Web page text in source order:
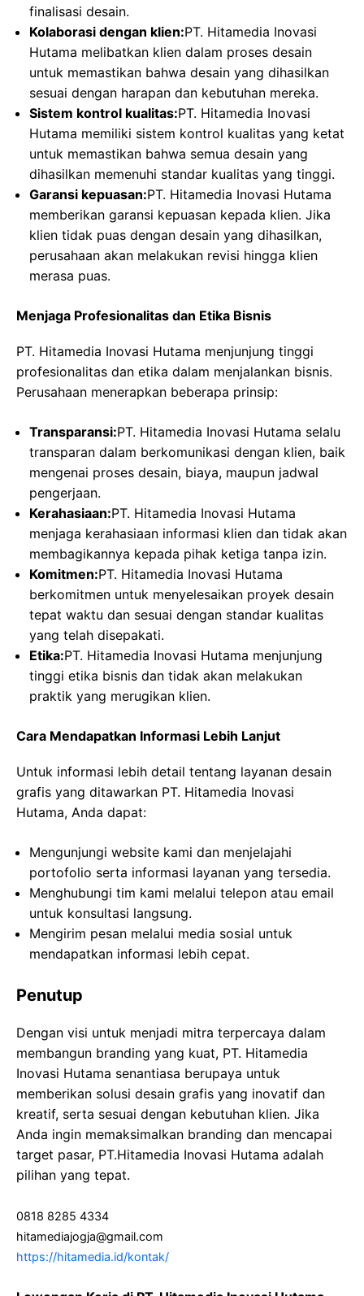
finalisasi desain.
Kolaborasi dengan klien:PT. Hitamedia Inovasi
Hutama melibatkan klien dalam proses desain
untuk memastikan bahwa desain yang dihasilkan
sesuai dengan harapan dan kebutuhan mereka.
Sistem kontrol kualitas:PT. Hitamedia Inovasi
Hutama memiliki sistem kontrol kualitas yang ketat
untuk memastikan bahwa semua desain yang
dihasilkan memenuhi standar kualitas yang tinggi.
Garansi kepuasan:PT. Hitamedia Inovasi Hutama
memberikan garansi kepuasan kepada klien. Jika
klien tidak puas dengan desain yang dihasilkan,
perusahaan akan melakukan revisi hingga klien
merasa puas.
Menjaga Profesionalitas dan Etika Bisnis
PT. Hitamedia Inovasi Hutama menjunjung tinggi
profesionalitas dan etika dalam menjalankan bisnis.
Perusahaan menerapkan beberapa prinsip:
Transparansi:PT. Hitamedia Inovasi Hutama selalu
transparan dalam berkomunikasi dengan klien, baik
mengenai proses desain, biaya, maupun jadwal
pengerjaan.
Kerahasiaan:PT. Hitamedia Inovasi Hutama
menjaga kerahasiaan informasi klien dan tidak akan
membagikannya kepada pihak ketiga tanpa izin.
Komitmen:PT. Hitamedia Inovasi Hutama
berkomitmen untuk menyelesaikan proyek desain
tepat waktu dan sesuai dengan standar kualitas
yang telah disepakati.
Etika:PT. Hitamedia Inovasi Hutama menjunjung
tinggi etika bisnis dan tidak akan melakukan
praktik yang merugikan klien.
Cara Mendapatkan Informasi Lebih Lanjut
Untuk informasi lebih detail tentang layanan desain
grafis yang ditawarkan PT. Hitamedia Inovasi
Hutama, Anda dapat:
Mengunjungi website kami dan menjelajahi
portofolio serta informasi layanan yang tersedia.
Menghubungi tim kami melalui telepon atau email
untuk konsultasi langsung.
Mengirim pesan melalui media sosial untuk
mendapatkan informasi lebih cepat.
Penutup
Dengan visi untuk menjadi mitra terpercaya dalam
membangun branding yang kuat, PT. Hitamedia
Inovasi Hutama senantiasa berupaya untuk
memberikan solusi desain grafis yang inovatif dan
kreatif, serta sesuai dengan kebutuhan klien. Jika
Anda ingin memaksimalkan branding dan mencapai
target pasar, PT.Hitamedia Inovasi Hutama adalah
pilihan yang tepat.
0818 8285 4334
hitamediajogja@gmail.com
https://hitamedia.id/kontak/